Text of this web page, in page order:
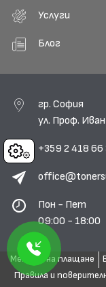
Cookies
Услуги
Блог
гр. София
ул. Проф.
+359 2 418 66
Пон - Пет
09:00 - 18:00
Методи на плащане
Правила и